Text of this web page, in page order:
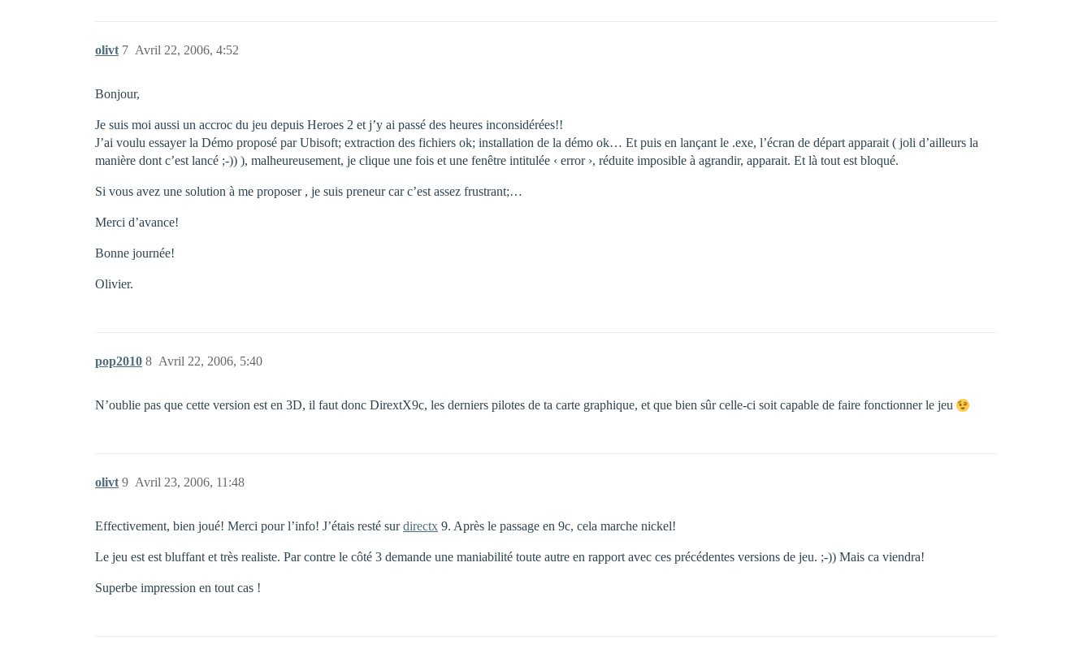
olivt Avril 22, 2006, 4:52
7
Bonjour,
Je suis moi aussi un accroc du jeu depuis Heroes 2 et j’y ai passé des heures inconsidérées!!
J’ai voulu essayer la Démo proposé par Ubisoft; extraction des fichiers ok; installation de la démo ok… Et puis en lançant le .exe, l’écran de départ apparait ( joli d’ailleurs la
manière dont c’est lancé ;-)) ), malheureusement, je clique une fois et une fenêtre intitulée ‹ error ›, réduite imposible à agrandir, apparait. Et là tout est bloqué.
Si vous avez une solution à me proposer , je suis preneur car c’est assez frustrant;…
Merci d’avance!
Bonne journée!
Olivier.
pop2010 Avril 22, 2006, 5:40
8
N’oublie pas que cette version est en 3D, il faut donc DirextX9c, les derniers pilotes de ta carte graphique, et que bien sûr celle-ci soit capable de faire fonctionner le jeu
olivt Avril 23, 2006, 11:48
9
Effectivement, bien joué! Merci pour l’info! J’étais resté surdirectx 9. Après le passage en 9c, cela marche nickel!
Le jeu est est bluffant et très realiste. Par contre le côté 3 demande une maniabilité toute autre en rapport avec ces précédentes versions de jeu. ;-)) Mais ca viendra!
Superbe impression en tout cas !